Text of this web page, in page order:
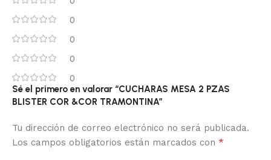
0
0
0
0
Sé el primero en valorar “CUCHARAS MESA 2 PZAS
BLISTER COR &COR TRAMONTINA”
Tu dirección de correo electrónico no será publicada.
Los campos obligatorios están marcados con *